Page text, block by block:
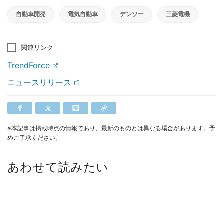
自動車開発 電気自動車 デンソー 三菱電機
関連リンク
TrendForce
ニュースリリース
※本記事は掲載時点の情報であり、最新のものとは異なる場合があります。予
めご了承ください。
あわせて読みたい